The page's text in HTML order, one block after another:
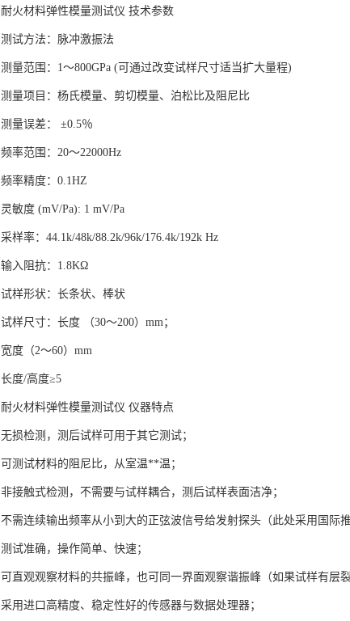
耐火材料弹性模量测试仪 技术参数
测试方法：脉冲激振法
测量范围：1～800GPa (可通过改变试样尺寸适当扩大量程)
测量项目：杨氏模量、剪切模量、泊松比及阻尼比
测量误差： ±0.5％
频率范围：20～22000Hz
频率精度：0.1HZ
灵敏度 (mV/Pa): 1 mV/Pa
采样率：44.1k/48k/88.2k/96k/176.4k/192k Hz
输入阻抗：1.8KΩ
试样形状：长条状、棒状
试样尺寸：长度 （30～200）mm；
宽度（2～60）mm
长度/高度≥5
耐火材料弹性模量测试仪 仪器特点
无损检测，测后试样可用于其它测试；
可测试材料的阻尼比，从室温**温；
非接触式检测，不需要与试样耦合，测后试样表面洁净；
不需连续输出频率从小到大的正弦波信号给发射探头（此处采用国际推
测试准确，操作简单、快速；
可直观观察材料的共振峰，也可同一界面观察谐振峰（如果试样有层
采用进口高精度、稳定性好的传感器与数据处理器；